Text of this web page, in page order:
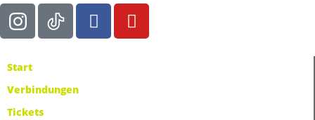
Start
Verbindungen
Tickets